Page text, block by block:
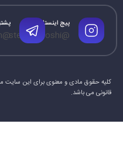
پیج اینستاگرام
@steamforoshi
@mrtelegram
کلیه حقوق مادی و معنوی برای این سایت
قانونی می باشد.